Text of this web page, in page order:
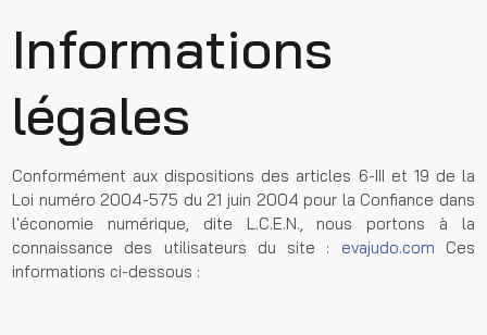
Informations
légales
Conformément aux dispositions des articles 6-III et 19 de la
Loi numéro 2004-575 du 21 juin 2004 pour la Confiance dans
l'économie numérique, dite L.C.E.N., nous portons à la
connaissance des utilisateurs du site : evajudo.com Ces
informations ci-dessous :